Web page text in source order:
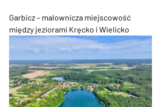
Garbicz – malownicza miejscowość
między jeziorami Kręcko i Wielicko